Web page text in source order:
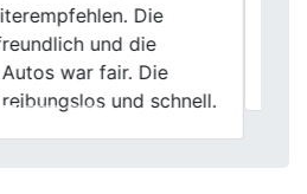
von Anfang bis Ende
war kompetent
transparent.